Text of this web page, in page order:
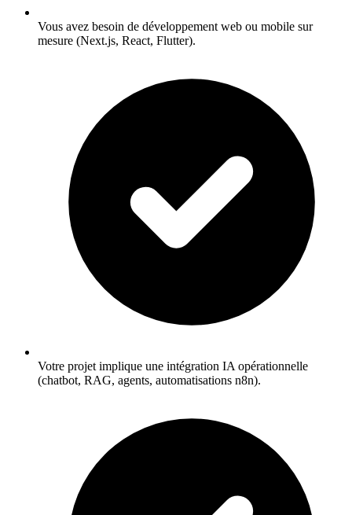
Vous avez besoin de développement web ou mobile sur
mesure (Next.js, React, Flutter).
Votre projet implique une intégration IA opérationnelle
(chatbot, RAG, agents, automatisations n8n).